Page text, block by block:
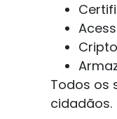
Todos os
cidadãos.